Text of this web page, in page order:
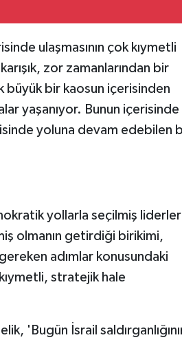
ulaşmasının çok kıymetli
zor zamanlarından bir
büyük bir kaosun içerisinden
yaşanıyor. Bunun içerisinde
yoluna devam edebilen
yollarla seçilmiş
olmanın getirdiği birikimi,
adımlar konusundaki
stratejik hale
'Bugün İsrail